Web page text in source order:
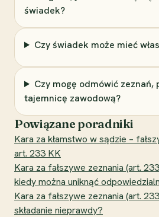
świadek?
Czy świadek może mieć
Czy mogę odmówić zeznań,
tajemnicę zawodową?
Powiązane poradniki
Kara za kłamstwo w sądzie –
art. 233 KK
Kara za fałszywe zeznania (art.
kiedy można uniknąć
Kara za fałszywe zeznania (art.
składanie nieprawdy?